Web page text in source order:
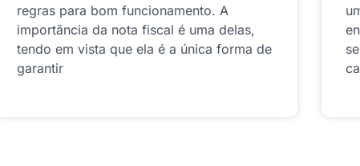
regras para bom funcionamento. A
importância da nota fiscal é uma delas,
tendo em vista que ela é a única forma de
garantir